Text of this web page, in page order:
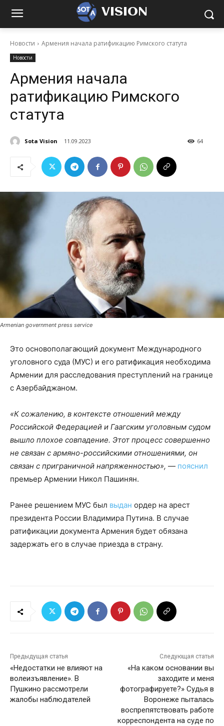
VISION
Новости Армения начала ратификацию Римского статута
Новости
Армения начала
ратификацию Римского
статута
Sota Vision 11.09.2023 64
Armenian government press service
Это основополагающий документ Международного
уголовного суда (МУС) и его ратификация необходима
Армении для расследования преступлений на границе
с Азербайджаном.
«К сожалению, в контексте отношений между
Российской Федерацией и Гаагским уголовным судом
вышло плохое совпадение. Этот процесс совершенно
не связан с армяно-российскими отношениями, он
связан с приграничной напряженностью», — пояснил
премьер Армении Никол Пашинян.
Ранее решением МУС был выдан ордер на арест
президента России Владимира Путина. В случае
ратификации документа Армения будет обязана
задержать его в случае приезда в страну.
Предыдущая статья
«Недостатки не влияют на
волеизъявление». В
Пушкино рассмотрели
жалобы наблюдателей
Следующая статья
«На каком основании вы
заходите и меня
фотографируете?» Судья в
Воронеже пыталась
воспрепятствовать работе
корреспондента на суде по